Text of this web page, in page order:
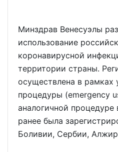
Минздрав Венесуэлы
использование
коронавирусной
территории страны.
осуществлена в рамках
процедуры (emergency
аналогичной процедуре
ранее была
Боливии, Сербии,